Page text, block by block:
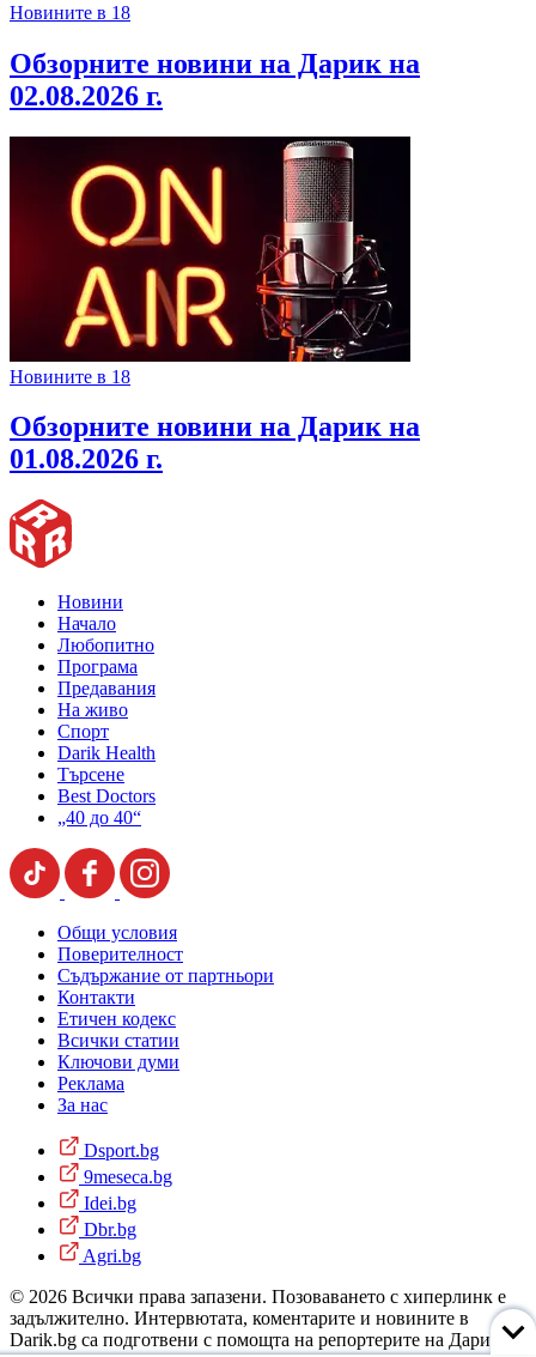
Новините в 18
Обзорните новини на Дарик на
02.08.2026 г.
Новините в 18
Обзорните новини на Дарик на
01.08.2026 г.
Новини
Начало
Любопитно
Програма
Предавания
На живо
Спорт
Darik Health
Търсене
Best Doctors
„40 до 40“
Общи условия
Поверителност
Съдържание от партньори
Контакти
Етичен кодекс
Всички статии
Ключови думи
Реклама
За нас
Dsport.bg
9meseca.bg
Idei.bg
Dbr.bg
Agri.bg
© 2026 Всички права запазени. Позоваването с хиперлинк е
задължително. Интервютата, коментарите и новините в
Darik.bg са подготвени с помощта на репортерите на Дарик